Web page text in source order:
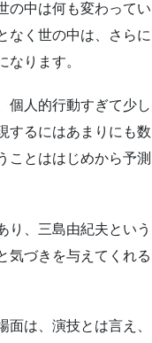
の中は何も変わってい
なく世の中は、さらに
ります。
個人的行動すぎて少し
するにはあまりにも数
ことははじめから予測
り、三島由紀夫という
気づきを与えてくれる
は、演技とは言え、